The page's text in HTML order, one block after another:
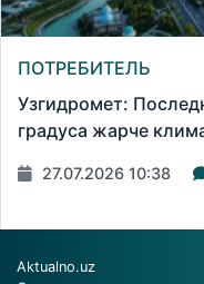
ПОТРЕБИТЕЛЬ
Узгидромет:
градуса жарче
27.07.2026 10:38
Aktualno.uz